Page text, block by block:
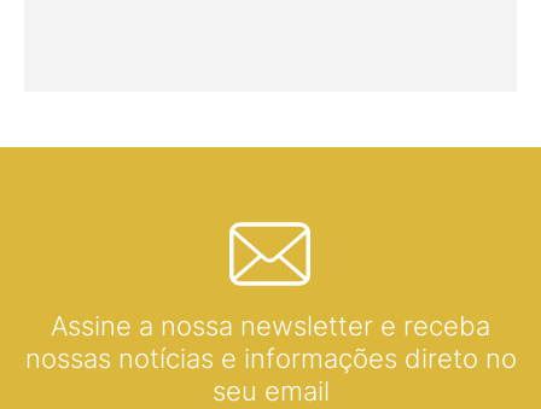
Assine a nossa newsletter e receba
nossas notícias e informações direto no
seu email